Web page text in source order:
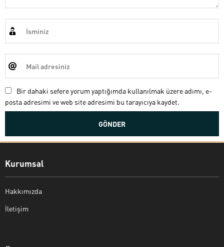
Bir dahaki sefere yorum yaptığımda kullanılmak üzere adımı, e-
posta adresimi ve web site adresimi bu tarayıcıya kaydet.
Kurumsal
Hakkımızda
İletişim